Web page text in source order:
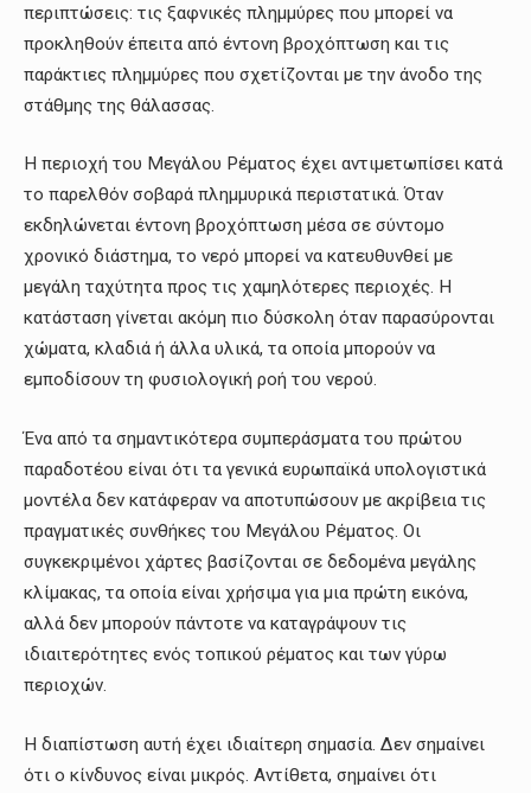
περιπτώσεις: τις ξαφνικές πλημμύρες που μπορεί να
προκληθούν έπειτα από έντονη βροχόπτωση και τις
παράκτιες πλημμύρες που σχετίζονται με την άνοδο της
στάθμης της θάλασσας.
Η περιοχή του Μεγάλου Ρέματος έχει αντιμετωπίσει κατά
το παρελθόν σοβαρά πλημμυρικά περιστατικά. Όταν
εκδηλώνεται έντονη βροχόπτωση μέσα σε σύντομο
χρονικό διάστημα, το νερό μπορεί να κατευθυνθεί με
μεγάλη ταχύτητα προς τις χαμηλότερες περιοχές. Η
κατάσταση γίνεται ακόμη πιο δύσκολη όταν παρασύρονται
χώματα, κλαδιά ή άλλα υλικά, τα οποία μπορούν να
εμποδίσουν τη φυσιολογική ροή του νερού.
Ένα από τα σημαντικότερα συμπεράσματα του πρώτου
παραδοτέου είναι ότι τα γενικά ευρωπαϊκά υπολογιστικά
μοντέλα δεν κατάφεραν να αποτυπώσουν με ακρίβεια τις
πραγματικές συνθήκες του Μεγάλου Ρέματος. Οι
συγκεκριμένοι χάρτες βασίζονται σε δεδομένα μεγάλης
κλίμακας, τα οποία είναι χρήσιμα για μια πρώτη εικόνα,
αλλά δεν μπορούν πάντοτε να καταγράψουν τις
ιδιαιτερότητες ενός τοπικού ρέματος και των γύρω
περιοχών.
Η διαπίστωση αυτή έχει ιδιαίτερη σημασία. Δεν σημαίνει
ότι ο κίνδυνος είναι μικρός. Αντίθετα, σημαίνει ότι